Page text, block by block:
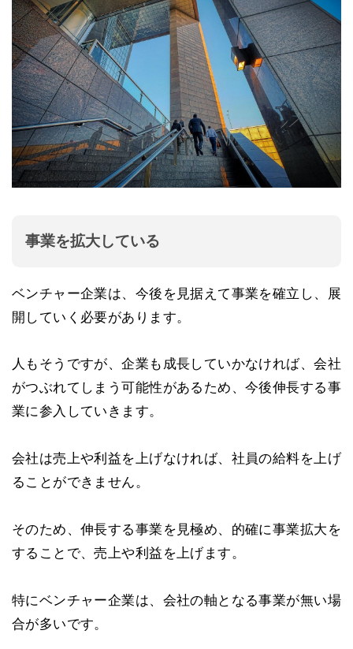
事業を拡大している
ベンチャー企業は、今後を見据えて事業を確立し、展
開していく必要があります。
人もそうですが、企業も成長していかなければ、会社
がつぶれてしまう可能性があるため、今後伸長する事
業に参入していきます。
会社は売上や利益を上げなければ、社員の給料を上げ
ることができません。
そのため、伸長する事業を見極め、的確に事業拡大を
することで、売上や利益を上げます。
特にベンチャー企業は、会社の軸となる事業が無い場
合が多いです。